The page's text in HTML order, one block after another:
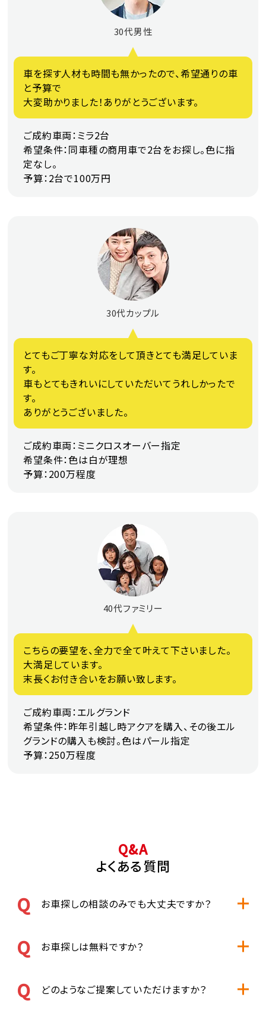
30代男性
車を探す人材も時間も無かったので、希望通りの車
と予算で
大変助かりました！ありがとうございます。
ご成約車両：ミラ2台
希望条件：同車種の商用車で2台をお探し。色に指
定なし。
予算：2台で100万円
30代カップル
とてもご丁寧な対応をして頂きとても満足していま
す。
車もとてもきれいにしていただいてうれしかったで
す。
ありがとうございました。
ご成約車両：ミニクロスオーバー指定
希望条件：色は白が理想
予算：200万程度
40代ファミリー
こちらの要望を、全力で全て叶えて下さいました。
大満足しています。
末長くお付き合いをお願い致します。
ご成約車両：エルグランド
希望条件：昨年引越し時アクアを購入、その後エル
グランドの購入も検討。色はパール指定
予算：250万程度
Q&A
よくある質問
お車探しの相談のみでも大丈夫ですか？
お車探しは無料ですか？
どのようなご提案していただけますか？